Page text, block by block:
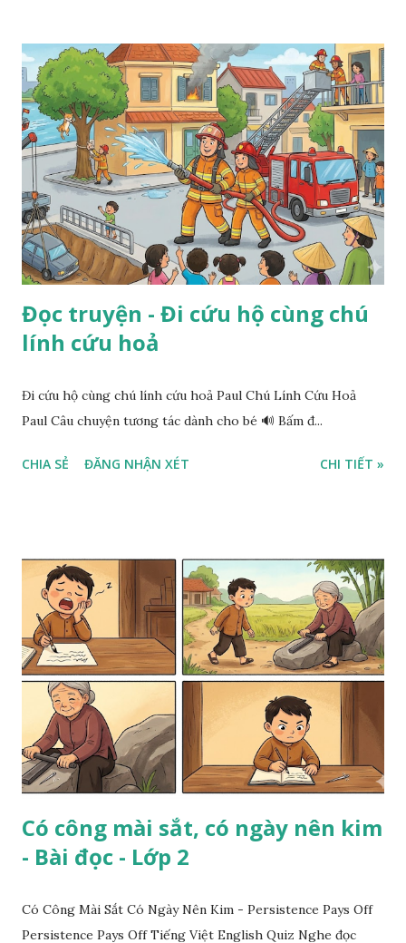
Đọc truyện - Đi cứu hộ cùng chú
lính cứu hoả
Đi cứu hộ cùng chú lính cứu hoả Paul Chú Lính Cứu Hoả
Paul Câu chuyện tương tác dành cho bé 🔊 Bấm đ...
CHIA SẺ ĐĂNG NHẬN XÉT CHI TIẾT »
Có công mài sắt, có ngày nên kim
- Bài đọc - Lớp 2
Có Công Mài Sắt Có Ngày Nên Kim - Persistence Pays Off
Persistence Pays Off Tiếng Việt English Quiz Nghe đọc